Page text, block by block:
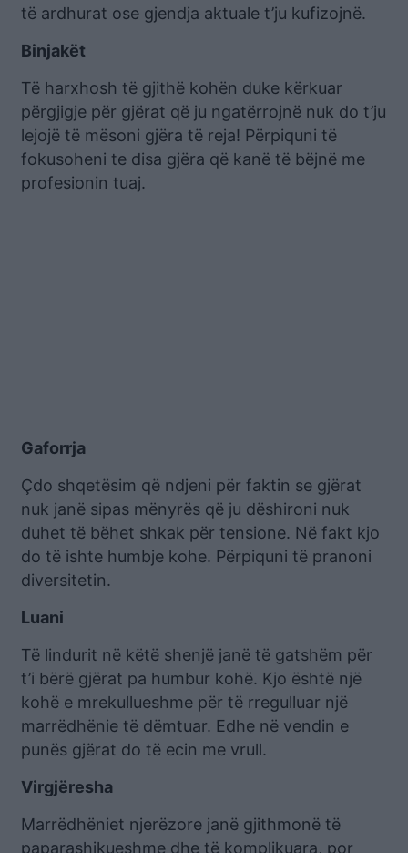
të ardhurat ose gjendja aktuale t’ju kufizojnë.
Binjakët
Të harxhosh të gjithë kohën duke kërkuar
përgjigje për gjërat që ju ngatërrojnë nuk do t’ju
lejojë të mësoni gjëra të reja! Përpiquni të
fokusoheni te disa gjëra që kanë të bëjnë me
profesionin tuaj.
Gaforrja
Çdo shqetësim që ndjeni për faktin se gjërat
nuk janë sipas mënyrës që ju dëshironi nuk
duhet të bëhet shkak për tensione. Në fakt kjo
do të ishte humbje kohe. Përpiquni të pranoni
diversitetin.
Luani
Të lindurit në këtë shenjë janë të gatshëm për
t’i bërë gjërat pa humbur kohë. Kjo është një
kohë e mrekullueshme për të rregulluar një
marrëdhënie të dëmtuar. Edhe në vendin e
punës gjërat do të ecin me vrull.
Virgjëresha
Marrëdhëniet njerëzore janë gjithmonë të
paparashikueshme dhe të komplikuara, por